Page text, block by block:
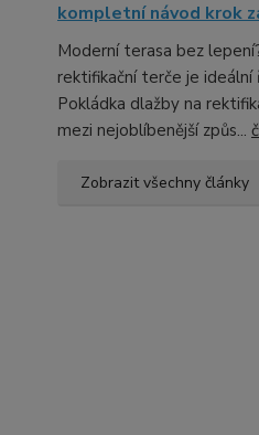
kompletní návod krok
Moderní terasa bez
rektifikační terče je ideální
Pokládka dlažby na
mezi nejoblíbenější způs...
Zobrazit všechny články